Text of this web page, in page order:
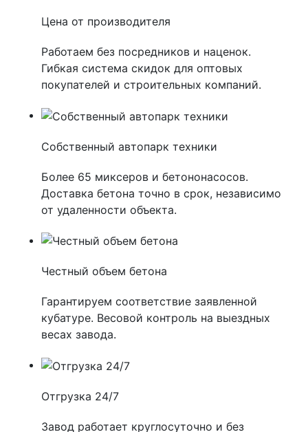
Цена от производителя
Работаем без посредников и наценок.
Гибкая система скидок для оптовых
покупателей и строительных компаний.
Собственный автопарк техники
Более 65 миксеров и бетононасосов.
Доставка бетона точно в срок, независимо
от удаленности объекта.
Честный объем бетона
Гарантируем соответствие заявленной
кубатуре. Весовой контроль на выездных
весах завода.
Отгрузка 24/7
Завод работает круглосуточно и без